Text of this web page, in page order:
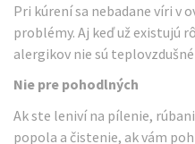
Pri kúrení sa nebadane víri v
problémy. Aj keď už existujú
alergikov nie sú
Nie pre pohodlných
Ak ste leniví na pílenie,
popola a čistenie, ak vám